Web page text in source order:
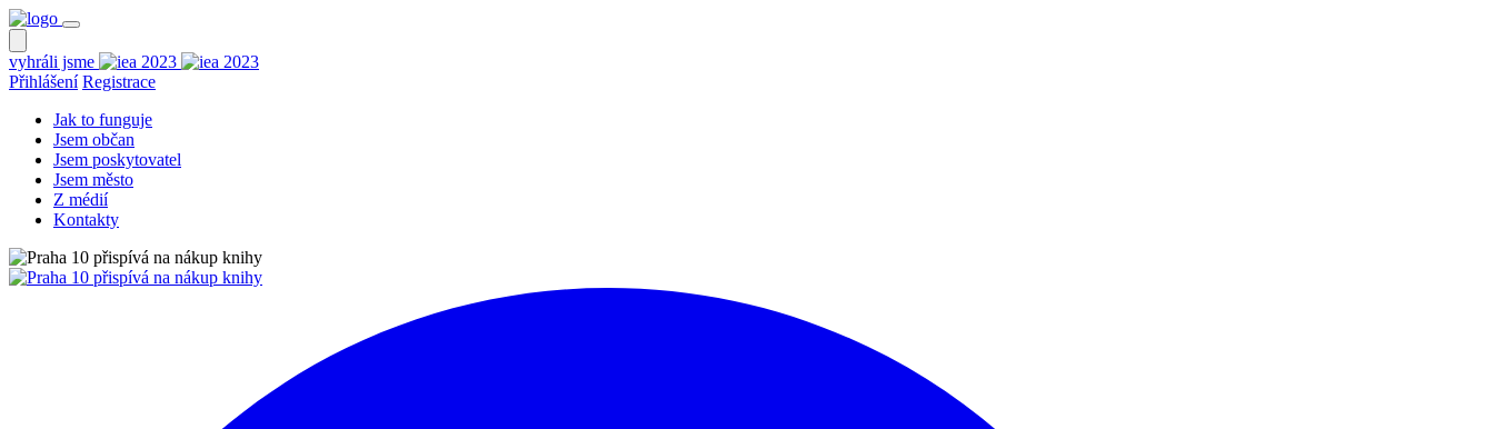
vyhráli jsme
Přihlášení Registrace
Jak to funguje
Jsem občan
Jsem poskytovatel
Jsem město
Z médií
Kontakty